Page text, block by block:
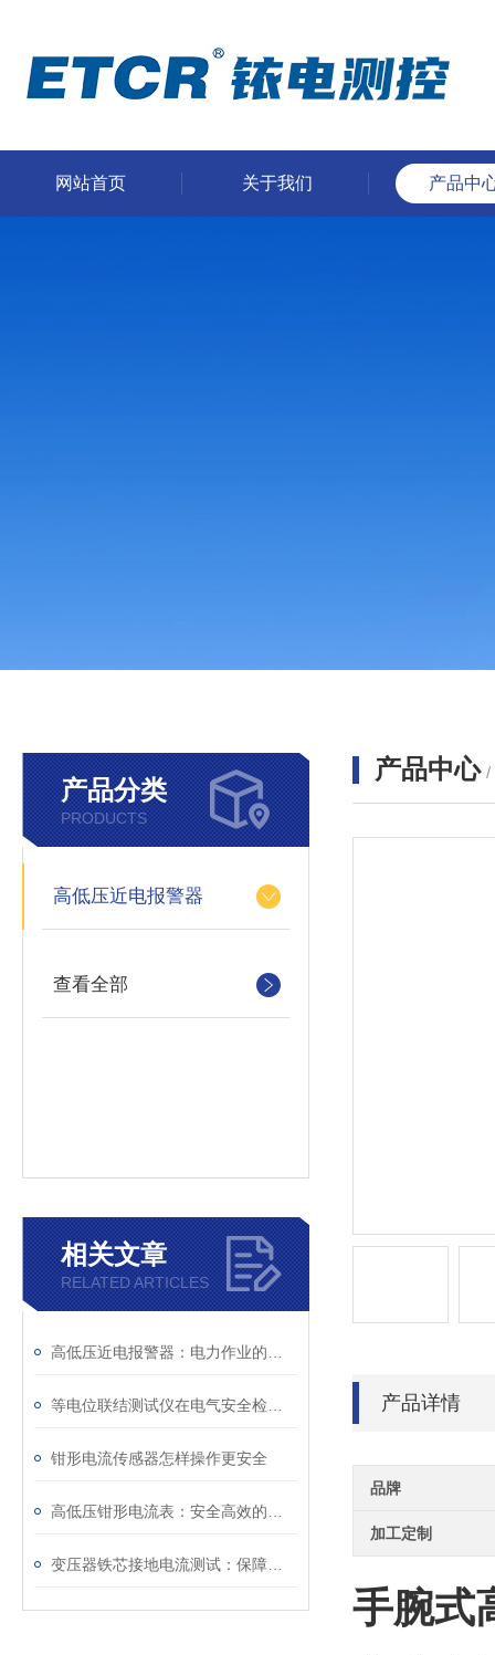
网站首页 关于我们 产品中
产品分类
PRODUCTS
高低压近电报警器
查看全部
相关文章
RELATED ARTICLES
钳形电流传感器怎样操作更安全
产品中心 /
产品详情
品牌
加工定制
手腕式